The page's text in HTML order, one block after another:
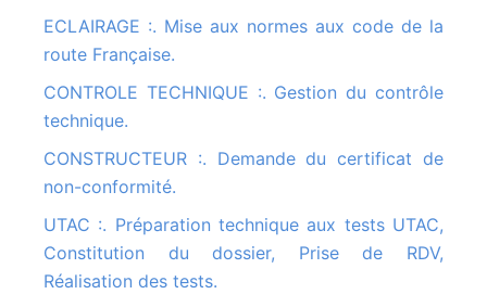
ECLAIRAGE :. Mise aux normes aux code de la
route Française.
CONTROLE TECHNIQUE :. Gestion du contrôle
technique.
CONSTRUCTEUR :. Demande du certificat de
non-conformité.
UTAC :. Préparation technique aux tests UTAC,
Constitution du dossier, Prise de RDV,
Réalisation des tests.